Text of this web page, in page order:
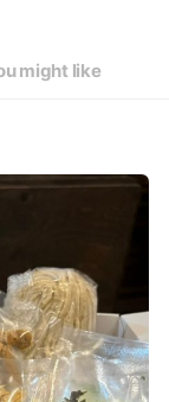
might like